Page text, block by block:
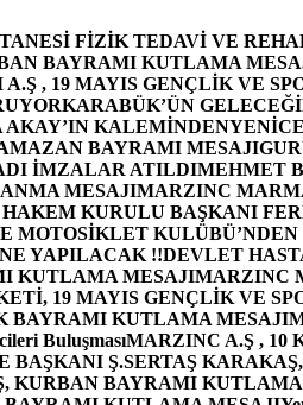
FİZİK TEDAVİ VE
BAYRAMI KUTLAMA
, 19 MAYIS GENÇLİK VE
KARABÜK’ÜN
AKAY’IN KALEMİNDEN
BAYRAMI MESAJI
İMZALAR ATILDIMEHMET
MESAJIMARZINC
KURULU BAŞKANI
MOTOSİKLET KULÜBÜ’NDEN
YAPILACAK !!DEVLET
KUTLAMA MESAJIMARZINC
19 MAYIS GENÇLİK VE
BAYRAMI KUTLAMA MESAJI
BuluşmasıMARZINC A.Ş , 10
BAŞKANI Ş.SERTAŞ
KURBAN BAYRAMI